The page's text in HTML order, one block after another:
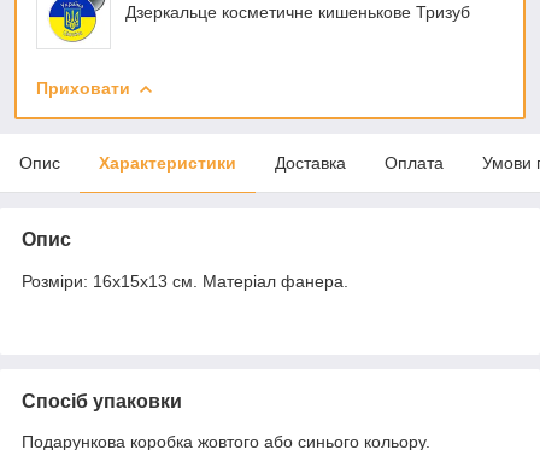
Дзеркальце косметичне кишенькове Тризуб
Приховати
Опис Характеристики Доставка Оплата Умови
Опис
Розміри: 16х15х13 см. Матеріал фанера.
Спосіб упаковки
Подарункова коробка жовтого або синього кольору.